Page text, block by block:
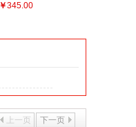
布/投影幕/投影机幕
￥345.00
上一页 下一页